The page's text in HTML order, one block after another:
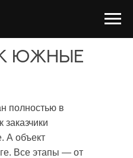
южные
полностью в
А объект
Все этапы — от